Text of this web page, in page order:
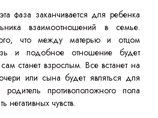
фаза заканчивается для ребенка
взаимоотношений в семье.
что между матерью и отцом
и подобное отношение будет
станет взрослым. Все встанет на
или сына будет являться для
противоположного пола
негативных чувств.